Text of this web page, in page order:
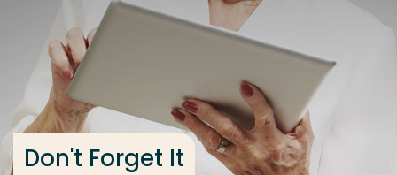
Ga direct naar de content
... > Resultaten
Don't Forget It
Veel gezocht
Opleiding